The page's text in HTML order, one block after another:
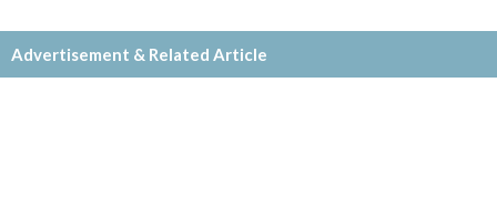
Advertisement & Related Article